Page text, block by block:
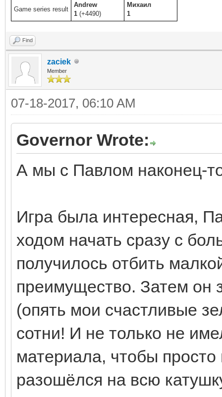
Game series result
Andrew
1 (+4490)
Михаил
1
Find
zaciek
Member
07-18-2017, 06:10 AM
Governor Wrote:
А мы с Павлом наконец-
Игра была интересная,
ходом начать сразу с
получилось отбить
преимущество. Затем он
(опять мои счастливые
сотни! И не только не
материала, чтобы просто
разошёлся на всю